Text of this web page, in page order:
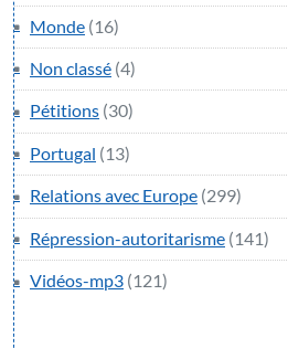
Monde (16)
Non classé (4)
Pétitions (30)
Portugal (13)
Relations avec Europe (299)
Répression-autoritarisme (141)
Vidéos-mp3 (121)